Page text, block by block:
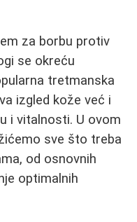
za borbu protiv
se okreću
tretmanska
izgled kože već i
i vitalnosti. U ovom
sve što treba
od osnovnih
optimalnih